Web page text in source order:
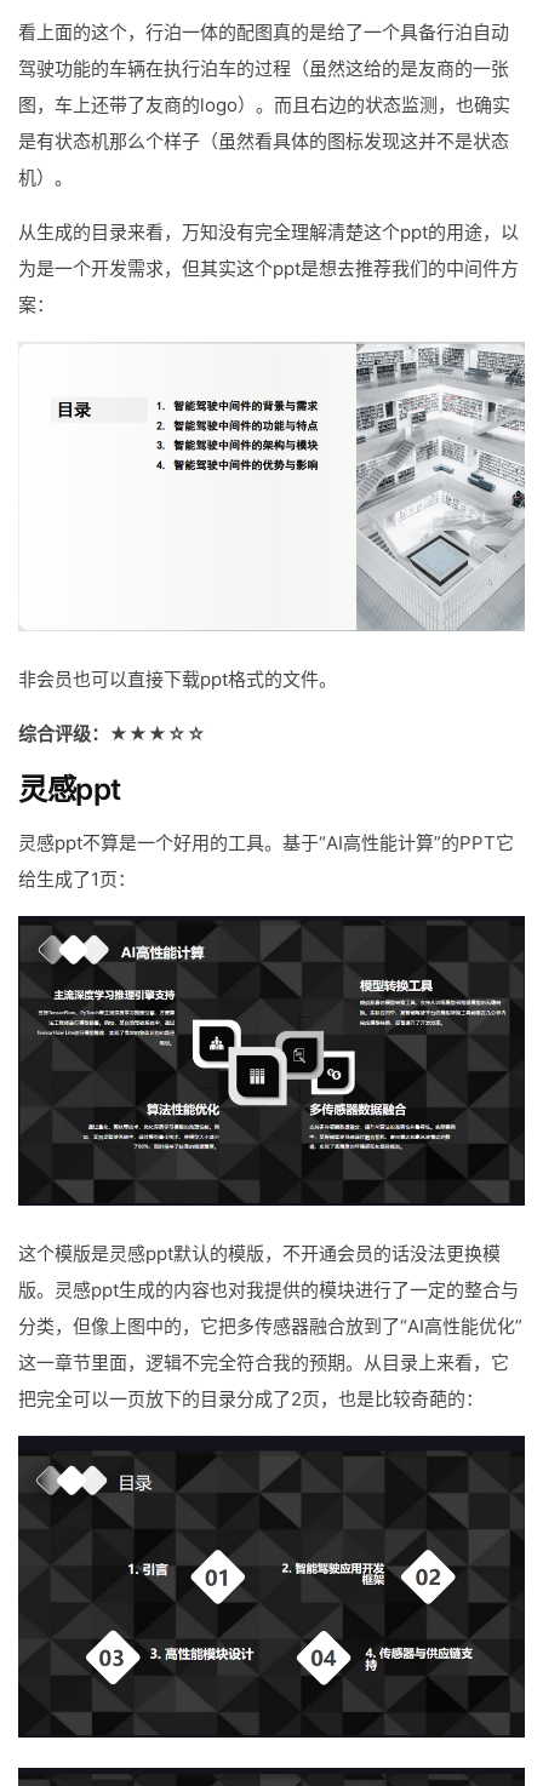
看上面的这个，行泊一体的配图真的是给了一个具备行泊自动
驾驶功能的车辆在执行泊车的过程（虽然这给的是友商的一张
图，车上还带了友商的logo）。而且右边的状态监测，也确实
是有状态机那么个样子（虽然看具体的图标发现这并不是状态
机）。
从生成的目录来看，万知没有完全理解清楚这个ppt的用途，以
为是一个开发需求，但其实这个ppt是想去推荐我们的中间件方
案：
非会员也可以直接下载ppt格式的文件。
综合评级：★★★☆☆
灵感ppt
灵感ppt不算是一个好用的工具。基于“AI高性能计算”的PPT它
给生成了1页：
这个模版是灵感ppt默认的模版，不开通会员的话没法更换模
版。灵感ppt生成的内容也对我提供的模块进行了一定的整合与
分类，但像上图中的，它把多传感器融合放到了“AI高性能优化”
这一章节里面，逻辑不完全符合我的预期。从目录上来看，它
把完全可以一页放下的目录分成了2页，也是比较奇葩的：